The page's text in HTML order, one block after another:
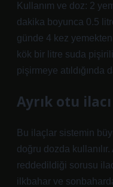
Kullanım ve doz: 2
dakika boyunca 0.5
günde 4 kez
kök bir litre suda
pişirmeye atıldığında
Ayrık otu
Bu ilaçlar sistemin
doğru dozda
reddedildiği sorusu
ilkbahar ve